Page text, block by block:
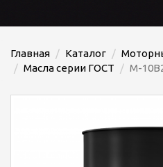
Главная Каталог
Масла серии ГОСТ
М-